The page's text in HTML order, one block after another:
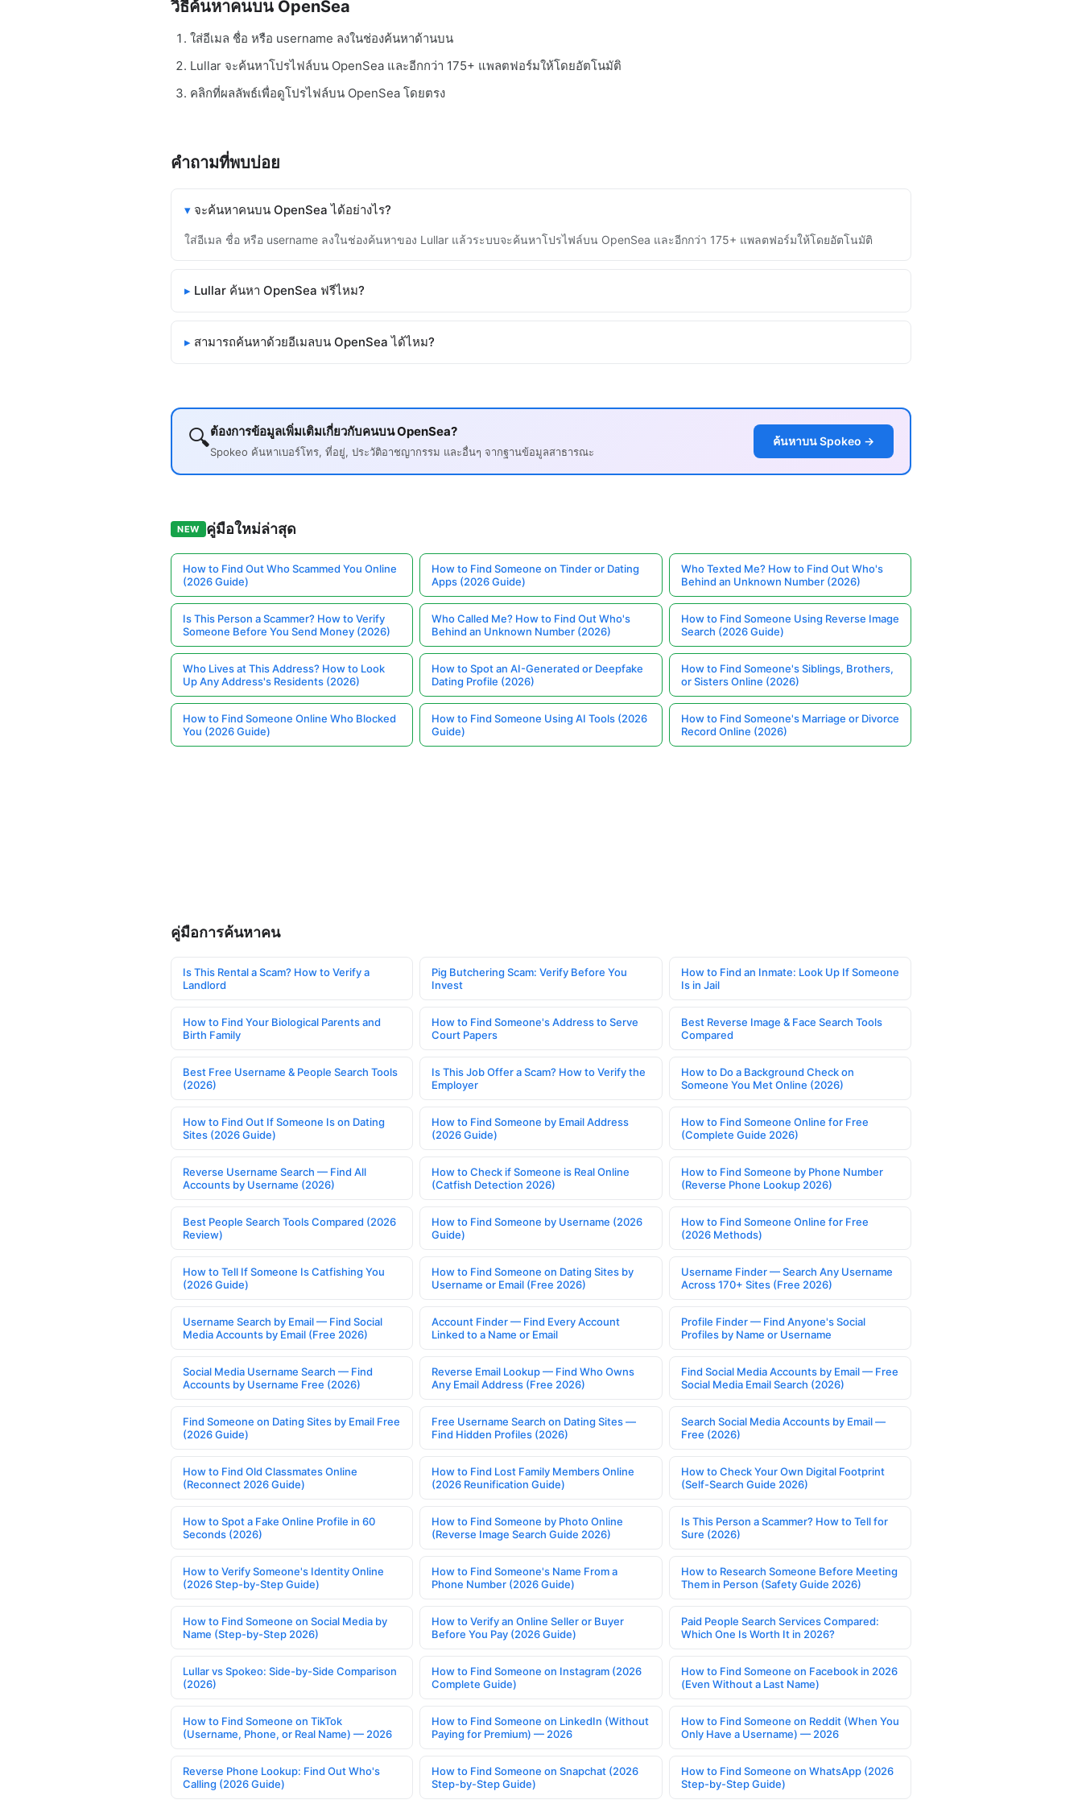
วิธีค้นหาคนบน OpenSea
ใส่อีเมล ชื่อ หรือ username ลงในช่องค้นหาด้านบน
Lullar จะค้นหาโปรไฟล์บน OpenSea และอีกกว่า 175+ แพลตฟอร์มให้โดยอัตโนมัติ
คลิกที่ผลลัพธ์เพื่อดูโปรไฟล์บน OpenSea โดยตรง
คำถามที่พบบ่อย
จะค้นหาคนบน OpenSea ได้อย่างไร?
ใส่อีเมล ชื่อ หรือ username ลงในช่องค้นหาของ Lullar แล้วระบบจะค้นหาโปรไฟล์บน OpenSea และอีกกว่า 175+ แพลตฟอร์มให้โดยอัตโนมัติ
Lullar ค้นหา OpenSea ฟรีไหม?
สามารถค้นหาด้วยอีเมลบน OpenSea ได้ไหม?
🔍ต้องการข้อมูลเพิ่มเติมเกี่ยวกับคนบน OpenSea?
Spokeo ค้นหาเบอร์โทร, ที่อยู่, ประวัติอาชญากรรม และอื่นๆ จากฐานข้อมูลสาธารณะ
ค้นหาบน Spokeo →
NEW คู่มือใหม่ล่าสุด
How to Find Out Who Scammed You Online
(2026 Guide)
How to Find Someone on Tinder or Dating
Apps (2026 Guide)
Who Texted Me? How to Find Out Who's
Behind an Unknown Number (2026)
Is This Person a Scammer? How to Verify
Someone Before You Send Money (2026)
Who Called Me? How to Find Out Who's
Behind an Unknown Number (2026)
How to Find Someone Using Reverse Image
Search (2026 Guide)
Who Lives at This Address? How to Look
Up Any Address's Residents (2026)
How to Spot an AI-Generated or Deepfake
Dating Profile (2026)
How to Find Someone's Siblings, Brothers,
or Sisters Online (2026)
How to Find Someone Online Who Blocked
You (2026 Guide)
How to Find Someone Using AI Tools (2026
Guide)
How to Find Someone's Marriage or Divorce
Record Online (2026)
คู่มือการค้นหาคน
Is This Rental a Scam? How to Verify a
Landlord
Pig Butchering Scam: Verify Before You
Invest
How to Find an Inmate: Look Up If Someone
Is in Jail
How to Find Your Biological Parents and
Birth Family
How to Find Someone's Address to Serve
Court Papers
Best Reverse Image & Face Search Tools
Compared
Best Free Username & People Search Tools
(2026)
Is This Job Offer a Scam? How to Verify the
Employer
How to Do a Background Check on
Someone You Met Online (2026)
How to Find Out If Someone Is on Dating
Sites (2026 Guide)
How to Find Someone by Email Address
(2026 Guide)
How to Find Someone Online for Free
(Complete Guide 2026)
Reverse Username Search — Find All
Accounts by Username (2026)
How to Check if Someone is Real Online
(Catfish Detection 2026)
How to Find Someone by Phone Number
(Reverse Phone Lookup 2026)
Best People Search Tools Compared (2026
Review)
How to Find Someone by Username (2026
Guide)
How to Find Someone Online for Free
(2026 Methods)
How to Tell If Someone Is Catfishing You
(2026 Guide)
How to Find Someone on Dating Sites by
Username or Email (Free 2026)
Username Finder — Search Any Username
Across 170+ Sites (Free 2026)
Username Search by Email — Find Social
Media Accounts by Email (Free 2026)
Account Finder — Find Every Account
Linked to a Name or Email
Profile Finder — Find Anyone's Social
Profiles by Name or Username
Social Media Username Search — Find
Accounts by Username Free (2026)
Reverse Email Lookup — Find Who Owns
Any Email Address (Free 2026)
Find Social Media Accounts by Email — Free
Social Media Email Search (2026)
Find Someone on Dating Sites by Email Free
(2026 Guide)
Free Username Search on Dating Sites —
Find Hidden Profiles (2026)
Search Social Media Accounts by Email —
Free (2026)
How to Find Old Classmates Online
(Reconnect 2026 Guide)
How to Find Lost Family Members Online
(2026 Reunification Guide)
How to Check Your Own Digital Footprint
(Self-Search Guide 2026)
How to Spot a Fake Online Profile in 60
Seconds (2026)
How to Find Someone by Photo Online
(Reverse Image Search Guide 2026)
Is This Person a Scammer? How to Tell for
Sure (2026)
How to Verify Someone's Identity Online
(2026 Step-by-Step Guide)
How to Find Someone's Name From a
Phone Number (2026 Guide)
How to Research Someone Before Meeting
Them in Person (Safety Guide 2026)
How to Find Someone on Social Media by
Name (Step-by-Step 2026)
How to Verify an Online Seller or Buyer
Before You Pay (2026 Guide)
Paid People Search Services Compared:
Which One Is Worth It in 2026?
Lullar vs Spokeo: Side-by-Side Comparison
(2026)
How to Find Someone on Instagram (2026
Complete Guide)
How to Find Someone on Facebook in 2026
(Even Without a Last Name)
How to Find Someone on TikTok
(Username, Phone, or Real Name) — 2026
How to Find Someone on LinkedIn (Without
Paying for Premium) — 2026
How to Find Someone on Reddit (When You
Only Have a Username) — 2026
Reverse Phone Lookup: Find Out Who's
Calling (2026 Guide)
How to Find Someone on Snapchat (2026
Step-by-Step Guide)
How to Find Someone on WhatsApp (2026
Step-by-Step Guide)